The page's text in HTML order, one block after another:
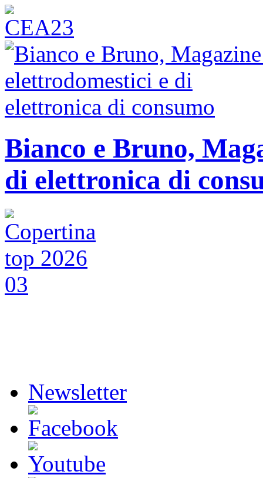
Bianco e Bruno,
di elettronica di
Newsletter